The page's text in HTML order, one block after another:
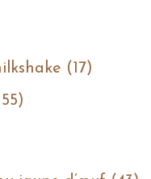
(17)